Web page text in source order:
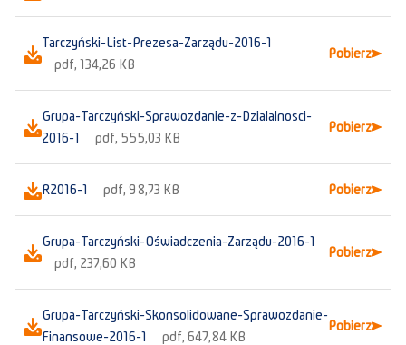
Tarczyński-List-Prezesa-Zarządu-2016-1
pdf, 134,26 KB
Pobierz
Grupa-Tarczyński-Sprawozdanie-z-Dzialalnosci-
2016-1
pdf, 555,03 KB
Pobierz
R2016-1 pdf, 98,73 KB Pobierz
Grupa-Tarczyński-Oświadczenia-Zarządu-2016-1
pdf, 237,60 KB
Pobierz
Grupa-Tarczyński-Skonsolidowane-Sprawozdanie-
Finansowe-2016-1
pdf, 647,84 KB
Pobierz